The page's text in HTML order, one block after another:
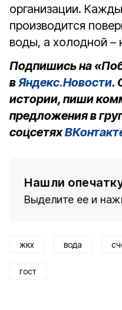
организации.
производится
воды, а холодной –
Подпишись на
вЯндекс.Новости.
истории, пиши
предложения в
соцсетях
Нашли
Выделите ее и
жкх вода
гост